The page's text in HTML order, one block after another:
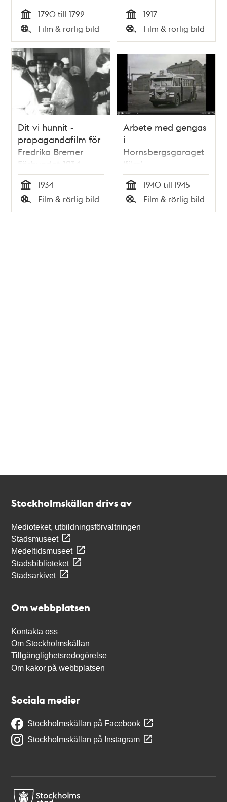
Tid
1790 till 1792
Typ
Film & rörlig bild Tid
1917
Typ
Film & rörlig bild
Dit vi hunnit -
propagandafilm för
Fredrika Bremer
Förbundet 1934
Tid
1934
Typ
Film & rörlig bild
Arbete med gengas
i
Hornsbergsgaraget
(film)
Tid
1940 till 1945
Typ
Film & rörlig bild
Stockholmskällan drivs av
Medioteket, utbildningsförvaltningen
Stadsmuseet
Medeltidsmuseet
Stadsbiblioteket
Stadsarkivet
Om webbplatsen
Kontakta oss
Om Stockholmskällan
Tillgänglighetsredogörelse
Om kakor på webbplatsen
Sociala medier
Stockholmskällan på Facebook
Stockholmskällan på Instagram